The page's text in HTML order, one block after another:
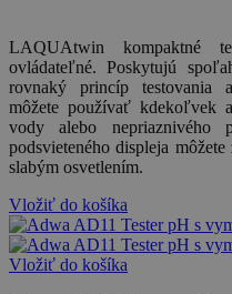
LAQUAtwin kompaktné
ovládateľné. Poskytujú
rovnaký princíp testovania
môžete používať kdekoľvek
vody alebo nepriaznivého
podsvieteného displeja
slabým osvetlením.
Vložiť do košíka
Vložiť do košíka